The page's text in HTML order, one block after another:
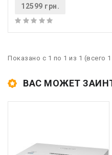
12599 грн.
Показано с 1 по 1 из 1 (всего
ВАС МОЖЕТ